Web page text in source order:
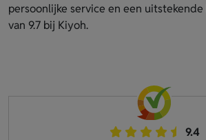
persoonlijke service en een
van 9.7 bij Kiyoh.
9.4